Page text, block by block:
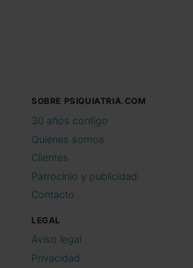
SOBRE PSIQUIATRIA.COM
30 años contigo
Quiénes somos
Clientes
Patrocinio y publicidad
Contacto
LEGAL
Aviso legal
Privacidad